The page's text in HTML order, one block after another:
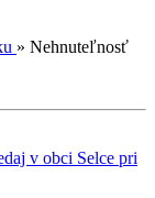
» Nehnuteľnosť